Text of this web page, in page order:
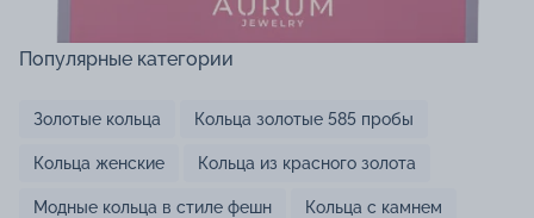
Популярные категории
Золотые кольца Кольца золотые 585 пробы
Кольца женские Кольца из красного золота
Модные кольца в стиле фешн Кольца с камнем